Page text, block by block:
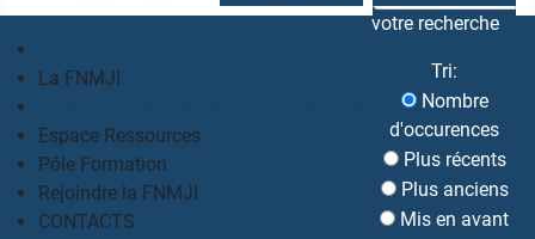
La FNMJI
Un métier, des valeurs, une philosophie partagés
Espace Ressources
Pôle Formation
Rejoindre la FNMJI
CONTACTS
votre recherche
Tri:
Nombre
d'occurences
Plus récents
Plus anciens
Mis en avant